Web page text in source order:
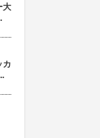
大
カ